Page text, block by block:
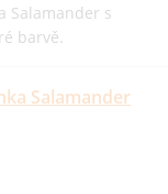
Salamander s
barvě.
Salamander